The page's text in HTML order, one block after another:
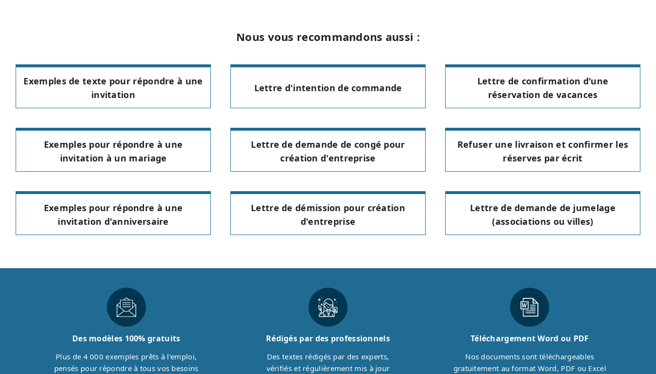
Nous vous recommandons aussi :
Exemples de texte pour répondre à une
invitation
Lettre d'intention de commande
Lettre de confirmation d'une
réservation de vacances
Exemples pour répondre à une
invitation à un mariage
Lettre de demande de congé pour
création d'entreprise
Refuser une livraison et confirmer les
réserves par écrit
Exemples pour répondre à une
invitation d'anniversaire
Lettre de démission pour création
d'entreprise
Lettre de demande de jumelage
(associations ou villes)
Des modèles 100% gratuits
Plus de 4 000 exemples prêts à l’emploi,
pensés pour répondre à tous vos besoins
Rédigés par des professionnels
Des textes rédigés par des experts,
vérifiés et régulièrement mis à jour
Téléchargement Word ou PDF
Nos documents sont téléchargeables
gratuitement au format Word, PDF ou Excel